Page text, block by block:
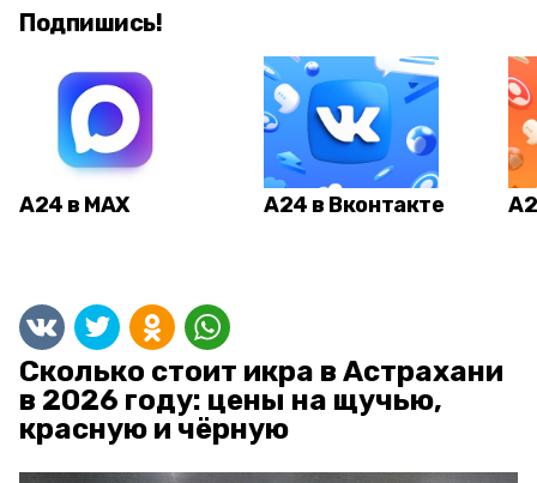
Подпишись!
А24 в MAX А24 в Вконтакте
Сколько стоит икра в Астрахани
в 2026 году: цены на щучью,
красную и чёрную